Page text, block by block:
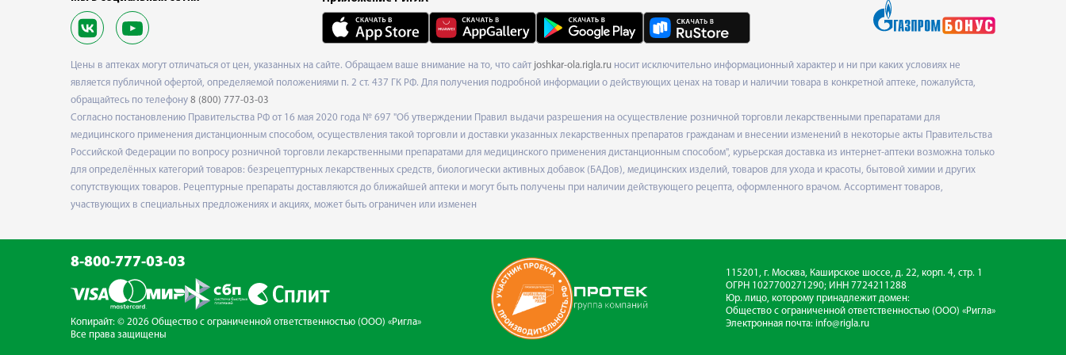
Цены в аптеках могут отличаться от цен, указанных на сайте. Обращаем ваше внимание на то, что сайт joshkar-ola.rigla.ru носит исключительно информационный характер и ни при каких условиях не
является публичной офертой, определяемой положениями п. 2 ст. 437 ГК РФ. Для получения подробной информации о действующих ценах на товар и наличии товара в конкретной аптеке, пожалуйста,
обращайтесь по телефону 8 (800) 777-03-03
Согласно постановлению Правительства РФ от 16 мая 2020 года № 697 "Об утверждении Правил выдачи разрешения на осуществление розничной торговли лекарственными препаратами для
медицинского применения дистанционным способом, осуществления такой торговли и доставки указанных лекарственных препаратов гражданам и внесении изменений в некоторые акты Правительства
Российской Федерации по вопросу розничной торговли лекарственными препаратами для медицинского применения дистанционным способом", курьерская доставка из интернет-аптеки возможна только
для определённых категорий товаров: безрецептурных лекарственных средств, биологически активных добавок (БАДов), медицинских изделий, товаров для ухода и красоты, бытовой химии и других
сопутствующих товаров. Рецептурные препараты доставляются до ближайшей аптеки и могут быть получены при наличии действующего рецепта, оформленного врачом. Ассортимент товаров,
участвующих в специальных предложениях и акциях, может быть ограничен или изменен
8-800-777-03-03
Копирайт: © 2026 Общество с ограниченной ответственностью (ООО) «Ригла»
Все права защищены
115201, г. Москва, Каширское шоссе, д. 22, корп. 4, стр. 1
ОГРН 1027700271290; ИНН 7724211288
Юр. лицо, которому принадлежит домен:
Общество с ограниченной ответственностью (ООО) «Ригла»
Электронная почта: info@rigla.ru